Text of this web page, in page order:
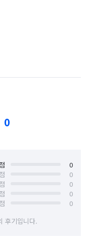
0
점
0
점
0
점
0
점
0
점
0
후기입니다.